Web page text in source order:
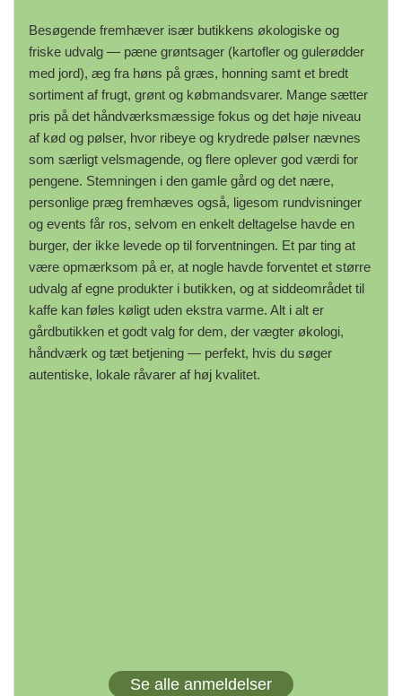
Besøgende fremhæver især butikkens økologiske og
friske udvalg — pæne grøntsager (kartofler og gulerødder
med jord), æg fra høns på græs, honning samt et bredt
sortiment af frugt, grønt og købmandsvarer. Mange sætter
pris på det håndværksmæssige fokus og det høje niveau
af kød og pølser, hvor ribeye og krydrede pølser nævnes
som særligt velsmagende, og flere oplever god værdi for
pengene. Stemningen i den gamle gård og det nære,
personlige præg fremhæves også, ligesom rundvisninger
og events får ros, selvom en enkelt deltagelse havde en
burger, der ikke levede op til forventningen. Et par ting at
være opmærksom på er, at nogle havde forventet et større
udvalg af egne produkter i butikken, og at siddeområdet til
kaffe kan føles køligt uden ekstra varme. Alt i alt er
gårdbutikken et godt valg for dem, der vægter økologi,
håndværk og tæt betjening — perfekt, hvis du søger
autentiske, lokale råvarer af høj kvalitet.
Se alle anmeldelser